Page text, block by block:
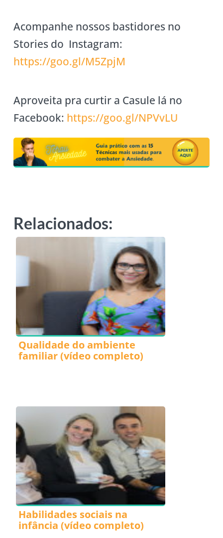
Acompanhe nossos bastidores no
Stories do Instagram:
https://goo.gl/M5ZpjM
Aproveita pra curtir a Casule lá no
Facebook: https://goo.gl/NPVvLU
Relacionados:
Qualidade do ambiente
familiar (vídeo completo)
Habilidades sociais na
infância (vídeo completo)